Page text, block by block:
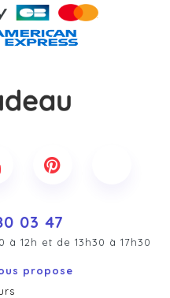
03 47
12h et de 13h30 à 17h30
propose